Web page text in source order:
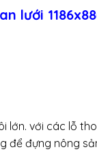
lưới
lớn. với các lỗ
để đựng nông